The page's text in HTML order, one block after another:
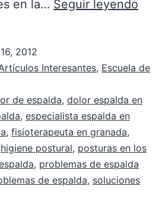
en la… Seguir leyendo
2012
Interesantes, Escuela de
de espalda, dolor espalda en
, especialista espalda en
, fisioterapeuta en granada,
higiene postural, posturas en los
, problemas de espalda
de espalda, soluciones